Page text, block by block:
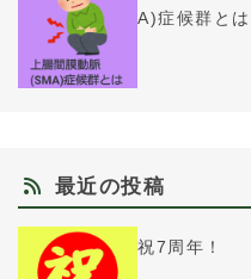
A)症候群とは
最近の投稿
祝7周年！